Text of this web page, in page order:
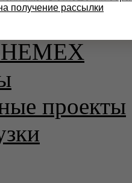
проекты
получение рассылки